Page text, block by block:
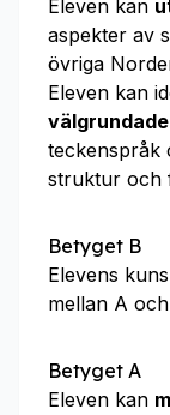
Eleven kan
aspekter av
övriga
Eleven kan
välgrundade
teckenspråk
struktur och
Betyget B
Elevens
mellan A och
Betyget A
Eleven kan